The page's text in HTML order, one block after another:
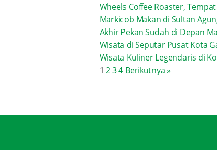
Wheels Coffee Roaster,
Markicob Makan di Sultan
Akhir Pekan Sudah di Depan
Wisata di Seputar Pusat Kota
Wisata Kuliner Legendaris di
1 234 Berikutnya »